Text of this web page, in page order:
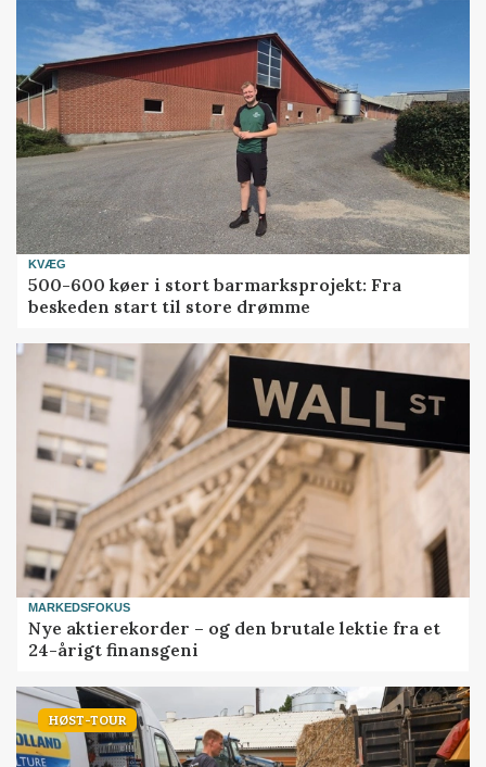
KVÆG
500-600 køer i stort barmarksprojekt: Fra
beskeden start til store drømme
MARKEDSFOKUS
Nye aktierekorder – og den brutale lektie fra et
24-årigt finansgeni
HØST-TOUR